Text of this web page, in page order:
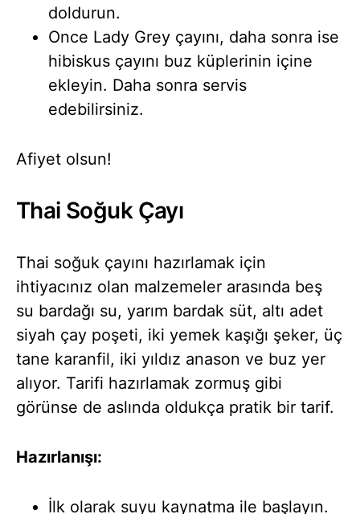
doldurun.
Once Lady Grey çayını, daha sonra ise
hibiskus çayını buz küplerinin içine
ekleyin. Daha sonra servis
edebilirsiniz.
Afiyet olsun!
Thai Soğuk Çayı
Thai soğuk çayını hazırlamak için
ihtiyacınız olan malzemeler arasında beş
su bardağı su, yarım bardak süt, altı adet
siyah çay poşeti, iki yemek kaşığı şeker, üç
tane karanfil, iki yıldız anason ve buz yer
alıyor. Tarifi hazırlamak zormuş gibi
görünse de aslında oldukça pratik bir tarif.
Hazırlanışı:
İlk olarak suyu kaynatma ile başlayın.